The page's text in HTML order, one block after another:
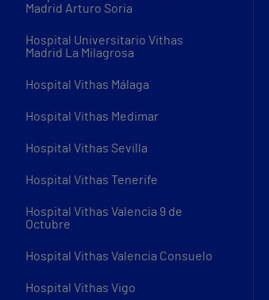
Madrid Arturo Soria
Hospital Universitario Vithas
Madrid La Milagrosa
Hospital Vithas Málaga
Hospital Vithas Medimar
Hospital Vithas Sevilla
Hospital Vithas Tenerife
Hospital Vithas Valencia 9 de
Octubre
Hospital Vithas Valencia Consuelo
Hospital Vithas Vigo